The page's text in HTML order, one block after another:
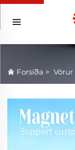
Forsíða > Vörur